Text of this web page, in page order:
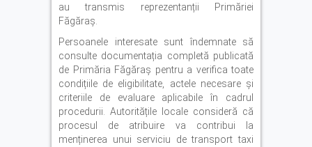
au transmis reprezentanții Primăriei
Făgăraș.
Persoanele interesate sunt îndemnate să
consulte documentația completă publicată
de Primăria Făgăraș pentru a verifica toate
condițiile de eligibilitate, actele necesare și
criteriile de evaluare aplicabile în cadrul
procedurii. Autoritățile locale consideră că
procesul de atribuire va contribui la
menținerea unui serviciu de transport taxi